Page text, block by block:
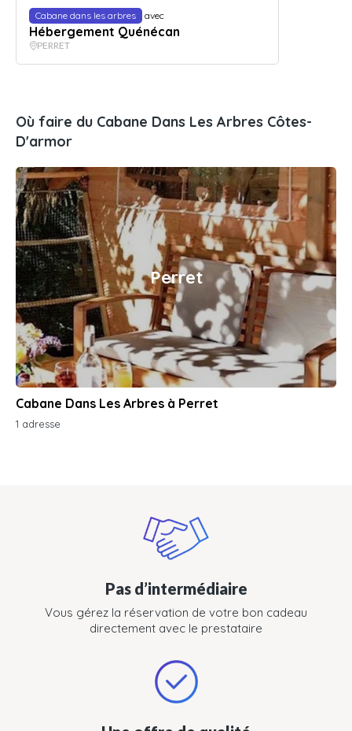
Cabane dans les arbres avec
Hébergement Quénécan
PERRET
Où faire du Cabane Dans Les Arbres Côtes-
D'armor
Perret
Cabane Dans Les Arbres à Perret
1 adresse
Pas d’intermédiaire
Vous gérez la réservation de votre bon cadeau
directement avec le prestataire